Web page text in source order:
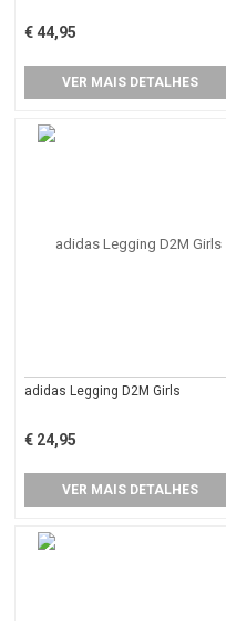
€ 44,95
VER MAIS DETALHES
adidas Legging D2M Girls
€ 24,95
VER MAIS DETALHES